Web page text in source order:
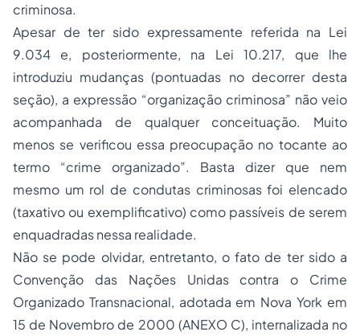
criminosa.
Apesar de ter sido expressamente referida na Lei
9.034 e, posteriormente, na Lei 10.217, que lhe
introduziu mudanças (pontuadas no decorrer desta
seção), a expressão “organização criminosa” não veio
acompanhada de qualquer conceituação. Muito
menos se verificou essa preocupação no tocante ao
termo “crime organizado”. Basta dizer que nem
mesmo um rol de condutas criminosas foi elencado
(taxativo ou exemplificativo) como passíveis de serem
enquadradas nessa realidade.
Não se pode olvidar, entretanto, o fato de ter sido a
Convenção das Nações Unidas contra o Crime
Organizado Transnacional, adotada em Nova York em
15 de Novembro de 2000 (ANEXO C), internalizada no